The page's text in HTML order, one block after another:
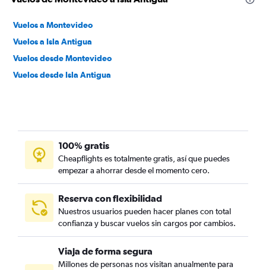
Vuelos a Montevideo
Vuelos a Isla Antigua
Vuelos desde Montevideo
Vuelos desde Isla Antigua
100% gratis
Cheapflights es totalmente gratis, así que puedes
empezar a ahorrar desde el momento cero.
Reserva con flexibilidad
Nuestros usuarios pueden hacer planes con total
confianza y buscar vuelos sin cargos por cambios.
Viaja de forma segura
Millones de personas nos visitan anualmente para